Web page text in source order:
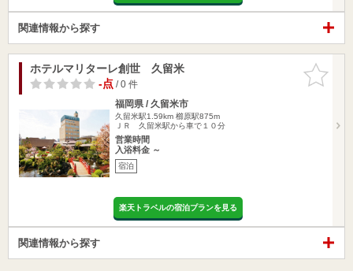
関連情報から探す
お気に入
りに追加
ホテルマリターレ創世 久留米
-点/ 0 件
福岡県 / 久留米市
久留米駅1.59km 櫛原駅875m
ＪＲ 久留米駅から車で１０分
営業時間
入浴料金 ～
宿泊
楽天トラベルの宿泊プランを見る
関連情報から探す